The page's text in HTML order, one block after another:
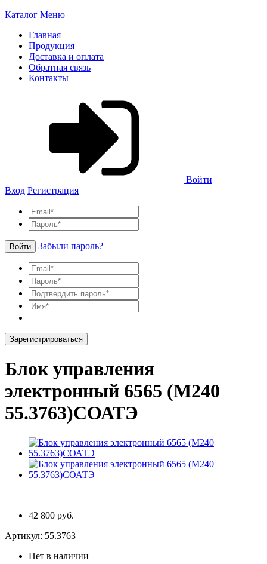
Каталог Меню
Главная
Продукция
Доставка и оплата
Обратная связь
Контакты
Войти
Вход Регистрация
Войти Забыли пароль?
Зарегистрироваться
Блок управления
электронный 6565 (М240
55.3763)СОАТЭ
42 800 руб.
Артикул: 55.3763
Нет в наличии